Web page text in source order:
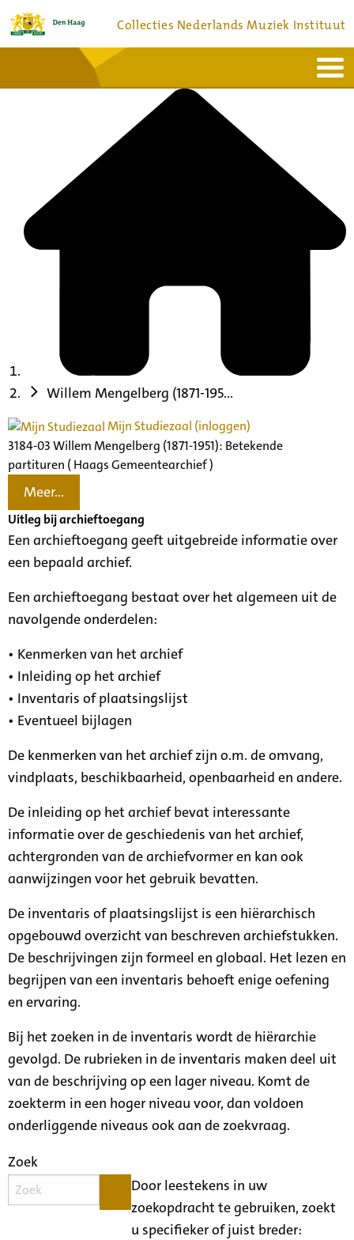
Collecties Nederlands Muziek Instituut
Bronnen en collecties
Willem Mengelberg (1871-195...
Mijn Studiezaal (inloggen)
3184-03 Willem Mengelberg (1871-1951): Betekende
partituren ( Haags Gemeentearchief )
Meer...
Uitleg bij archieftoegang
Een archieftoegang geeft uitgebreide informatie over
een bepaald archief.
Een archieftoegang bestaat over het algemeen uit de
navolgende onderdelen:
• Kenmerken van het archief
• Inleiding op het archief
• Inventaris of plaatsingslijst
• Eventueel bijlagen
De kenmerken van het archief zijn o.m. de omvang,
vindplaats, beschikbaarheid, openbaarheid en andere.
De inleiding op het archief bevat interessante
informatie over de geschiedenis van het archief,
achtergronden van de archiefvormer en kan ook
aanwijzingen voor het gebruik bevatten.
De inventaris of plaatsingslijst is een hiërarchisch
opgebouwd overzicht van beschreven archiefstukken.
De beschrijvingen zijn formeel en globaal. Het lezen en
begrijpen van een inventaris behoeft enige oefening
en ervaring.
Bij het zoeken in de inventaris wordt de hiërarchie
gevolgd. De rubrieken in de inventaris maken deel uit
van de beschrijving op een lager niveau. Komt de
zoekterm in een hoger niveau voor, dan voldoen
onderliggende niveaus ook aan de zoekvraag.
Zoek
Door leestekens in uw
zoekopdracht te gebruiken, zoekt
u specifieker of juist breder: